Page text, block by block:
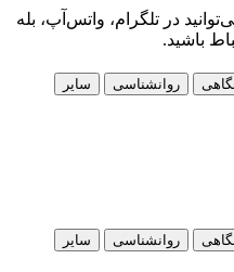
در تلگرام، واتس‌آپ، بله
روانشناسی سایر
روانشناسی سایر